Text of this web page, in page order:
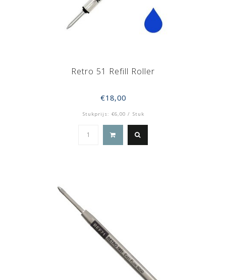
Retro 51 Refill Roller
€18,00
Stukprijs: €6,00 / Stuk